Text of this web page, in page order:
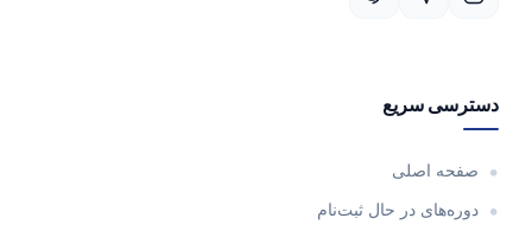
دسترسی سریع
صفحه اصلی
دوره‌های در حال ثبت‌نام